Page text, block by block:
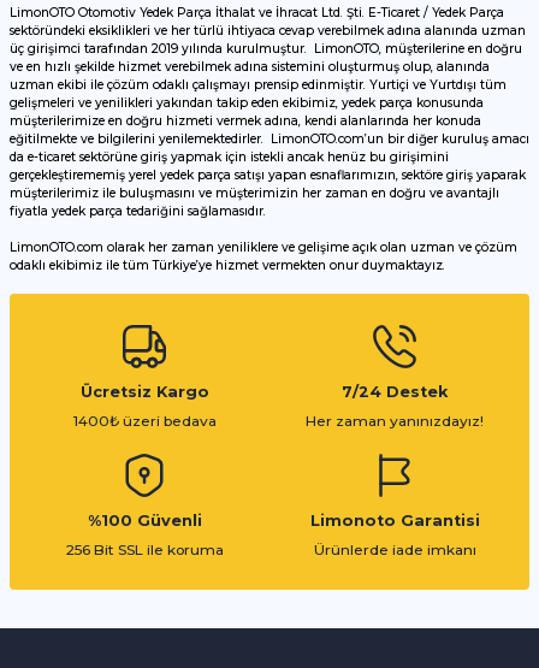
Ürün resmi kalitesiz, bozuk veya görüntülenemiyor.
Ürün açıklamasında eksik bilgiler bulunuyor.
Ürün bilgilerinde hatalar bulunuyor.
Ürün fiyatı diğer sitelerden daha pahalı.
Bu ürüne benzer farklı alternatifler olmalı.
LimonOTO Otomotiv Yedek Parça İthalat ve İhracat Ltd. Şti. E-Ticaret / Yedek Parça
sektöründeki eksiklikleri ve her türlü ihtiyaca cevap verebilmek adına alanında uzman
üç girişimci tarafından 2019 yılında kurulmuştur. LimonOTO, müşterilerine en doğru
ve en hızlı şekilde hizmet verebilmek adına sistemini oluşturmuş olup, alanında
uzman ekibi ile çözüm odaklı çalışmayı prensip edinmiştir. Yurtiçi ve Yurtdışı tüm
gelişmeleri ve yenilikleri yakından takip eden ekibimiz, yedek parça konusunda
müşterilerimize en doğru hizmeti vermek adına, kendi alanlarında her konuda
eğitilmekte ve bilgilerini yenilemektedirler. LimonOTO.com’un bir diğer kuruluş amacı
da e-ticaret sektörüne giriş yapmak için istekli ancak henüz bu girişimini
gerçekleştirememiş yerel yedek parça satışı yapan esnaflarımızın, sektöre giriş yaparak
müşterilerimiz ile buluşmasını ve müşterimizin her zaman en doğru ve avantajlı
fiyatla yedek parça tedariğini sağlamasıdır.
LimonOTO.com olarak her zaman yeniliklere ve gelişime açık olan uzman ve çözüm
odaklı ekibimiz ile tüm Türkiye’ye hizmet vermekten onur duymaktayız.
Ücretsiz Kargo
1400₺ üzeri bedava
7/24 Destek
Her zaman yanınızdayız!
%100 Güvenli
256 Bit SSL ile koruma
Limonoto Garantisi
Ürünlerde iade imkanı